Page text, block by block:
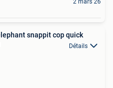
2 mars 26
figurine elephant snappit cop quick
Détails